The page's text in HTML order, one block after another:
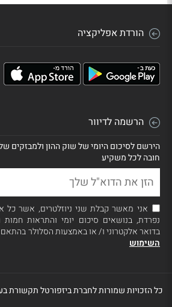
הורדת אפליקציה
הרשמה לדיוור
הירשם לסיכום היומי של שוק ההון ולמבזקים של
חובה לכל משקיע
אני מאשר קבלת שני ניוזלטרים, אשר כל
נפרדת, בנושאים סיכום יומי והתראות חמות
בדואר אלקטרוני ו/ או באמצעות הסלולר בהתאם
השימוש
כל הזכויות שמורות לחברת ביזפורטל תקשורת